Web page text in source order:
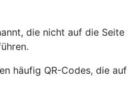
die nicht auf die Seite
häufig QR-Codes, die auf